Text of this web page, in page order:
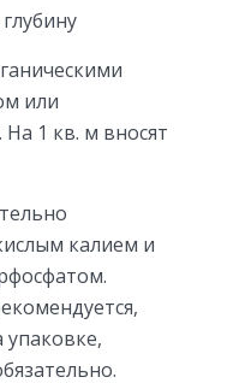
или
1 кв. м вносят
калием и
упаковке,